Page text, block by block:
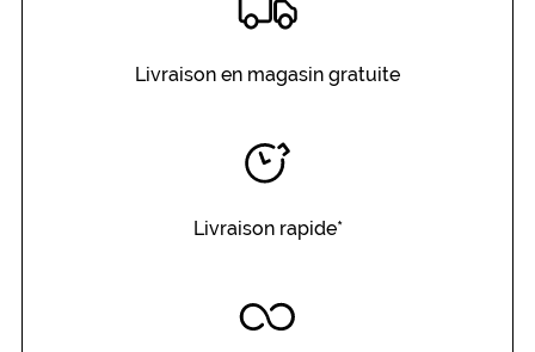
Livraison en magasin gratuite
Livraison rapide*